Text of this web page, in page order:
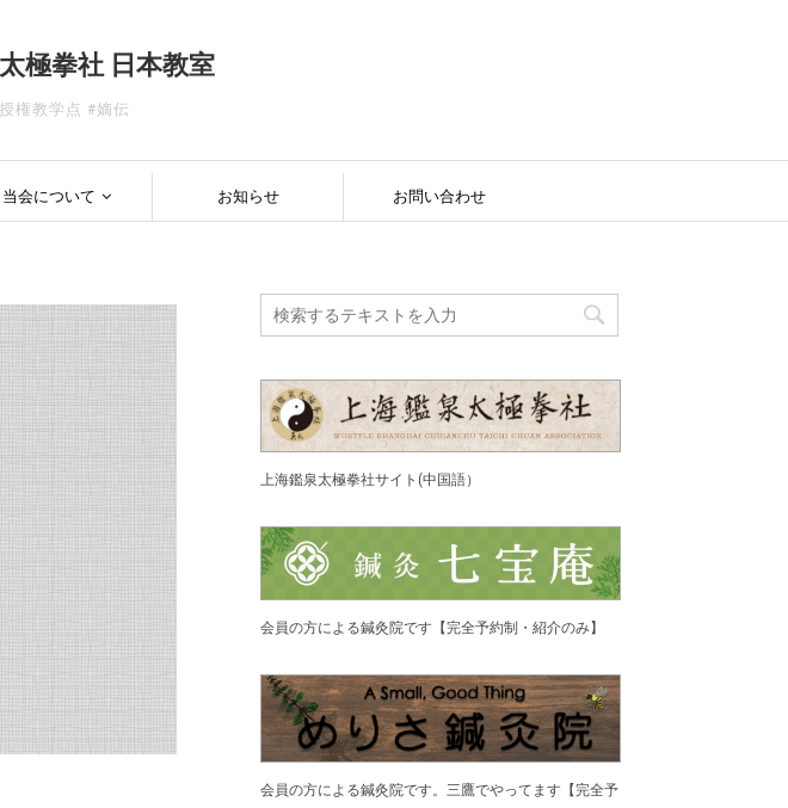
極拳社 日本教室
権教学点 #嫡伝
当会について お知らせ お問い合わせ
上海鑑泉太極拳社サイト(中国語）
会員の方による鍼灸院です【完全予約制・紹介のみ】
会員の方による鍼灸院です。三鷹でやってます【完全予